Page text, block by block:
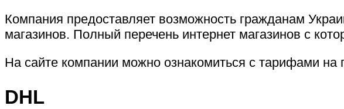
Компания предоставляет возможность гражданам
магазинов. Полный перечень интернет магазинов с
На сайте компании можно ознакомиться с тарифами на
DHL